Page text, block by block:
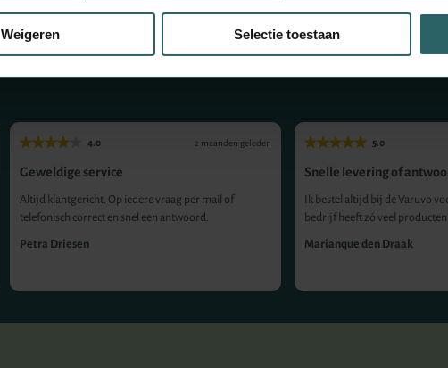
Weigeren Selectie toestaan
4.0 2 maanden geleden
Geweldige service
Altijd klantgericht. Op iedere vraag per mail of
telefonisch correct en snel een antwoord.
Petra Driesen
5.0
Snelle levering of
Ik bestel altijd bij de Varuvo
bedrijf heeft zó veel producten
Marianque den Draak